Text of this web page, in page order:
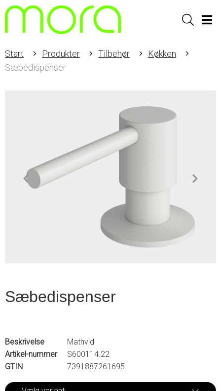
Sök
Start Produkter Tilbehør
Køkken
Sæbedispenser
Sæbedispenser
Beskrivelse
Mathvid
Artikel-nummer
S600114.22
GTIN
7391887261695